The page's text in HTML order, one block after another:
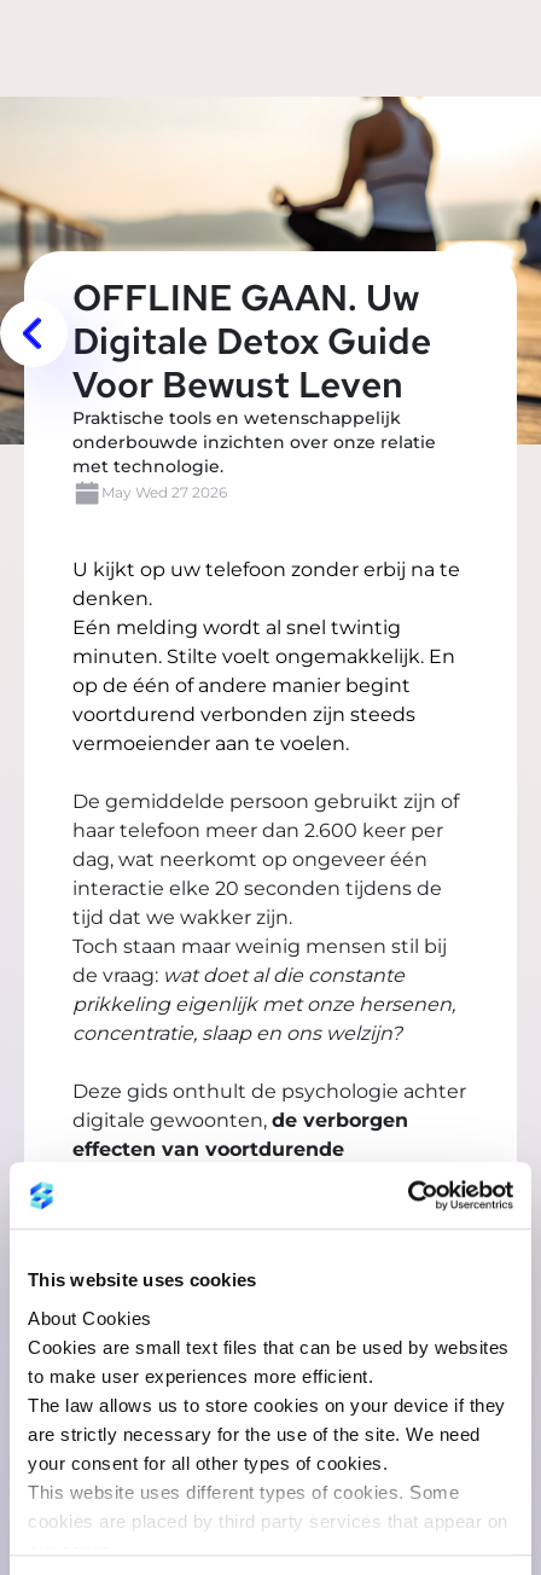
This website uses cookies
About Cookies
Cookies are small text files that can be used by websites
to make user experiences more efficient.
The law allows us to store cookies on your device if they
are strictly necessary for the use of the site. We need
your consent for all other types of cookies.
This website uses different types of cookies. Some
cookies are placed by third party services that appear on
OFFLINE GAAN. Uw
Digitale Detox Guide
Voor Bewust Leven
Praktische tools en wetenschappelijk
onderbouwde inzichten over onze relatie
met technologie.
May Wed 27 2026
U kijkt op uw telefoon zonder erbij na te
denken.
Eén melding wordt al snel twintig
minuten. Stilte voelt ongemakkelijk. En
op de één of andere manier begint
voortdurend verbonden zijn steeds
vermoeiender aan te voelen.
De gemiddelde persoon gebruikt zijn of
haar telefoon meer dan 2.600 keer per
dag, wat neerkomt op ongeveer één
interactie elke 20 seconden tijdens de
tijd dat we wakker zijn.
Toch staan maar weinig mensen stil bij
de vraag: wat doet al die constante
prikkeling eigenlijk met onze hersenen,
concentratie, slaap en ons welzijn?
Deze gids onthult de psychologie achter
digitale gewoonten, de verborgen
effecten van voortdurende
strategieën die u kunnen helpen om u
weer meer aanwezig, gefocust en
Want de echte vraag is niet of
technologie ons leven beïnvloedt. De
vraag is hoeveel van onze aandacht we
bereid zijn weg te geven.
Download